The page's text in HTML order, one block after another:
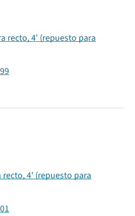
recto, 4' (repuesto para
recto, 4' (repuesto para